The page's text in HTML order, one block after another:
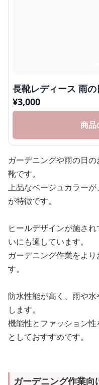
長靴レディース 雨
¥3,000
商品
ガーデニングや雨の日
靴です。
上品なベージュカラー
が特徴です。
ヒールデザインが施さ
いにも適しています。
ガーデニング作業をよ
す。
防水性能が高く、雨や
します。
機能性とファッション
としておすすめです。
ガーデニング作業